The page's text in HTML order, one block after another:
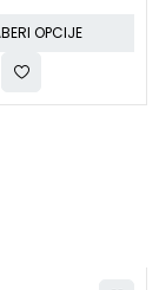
OPCIJE